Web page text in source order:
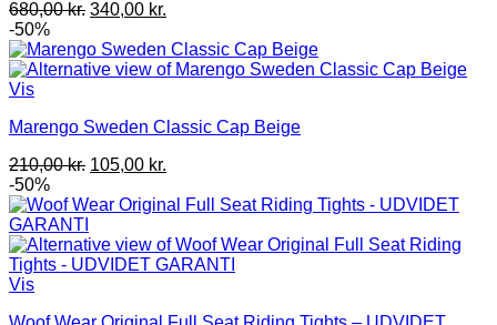
680,00kr. Den
pris
var:
340,00 kr.
pris
er:
-50%
Vis
Marengo Sweden Classic Cap Beige
210,00kr. Den
pris
210,00 kr..
105,00 kr.
pris
105,00 kr..
-50%
Vis